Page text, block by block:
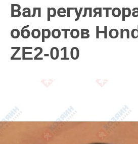
Вал
оборотов
ZE2-010